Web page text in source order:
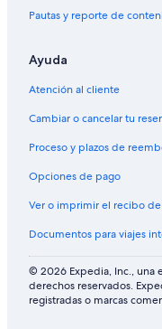
Pautas y reporte de
Ayuda
Atención al cliente
Cambiar o cancelar tu
Proceso y plazos de
Opciones de pago
Ver o imprimir el recibo
Documentos para viajes
© 2026 Expedia, Inc., una
derechos reservados.
registradas o marcas